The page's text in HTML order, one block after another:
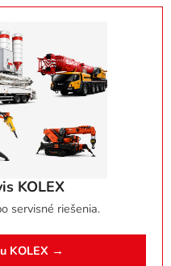
KOLEX
servisné riešenia.
KOLEX →